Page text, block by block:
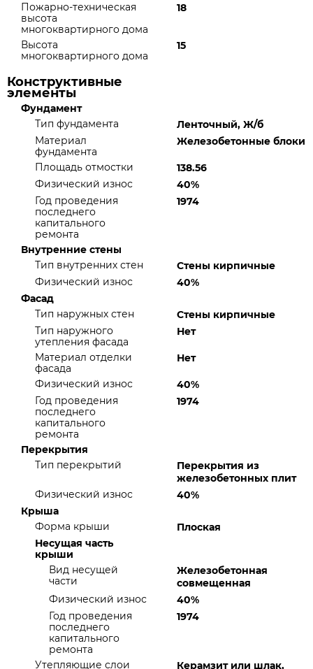
Пожарно-техническая
высота
многоквартирного дома
18
Высота
многоквартирного дома
15
Конструктивные
элементы
Фундамент
Тип фундамента
Ленточный, Ж/б
Материал
фундамента
Железобетонные блоки
Площадь отмостки
138.56
Физический износ
40%
Год проведения
последнего
капитального
ремонта
1974
Внутренние стены
Тип внутренних стен
Стены кирпичные
Физический износ
40%
Фасад
Тип наружных стен
Стены кирпичные
Тип наружного
утепления фасада
Нет
Материал отделки
фасада
Нет
Физический износ
40%
Год проведения
последнего
капитального
ремонта
1974
Перекрытия
Тип перекрытий
Перекрытия из
железобетонных плит
Физический износ
40%
Крыша
Форма крыши
Плоская
Несущая часть
крыши
Вид несущей
части
Железобетонная
совмещенная
Физический износ
40%
Год проведения
последнего
капитального
ремонта
1974
Утепляющие слои Керамзит или шлак,